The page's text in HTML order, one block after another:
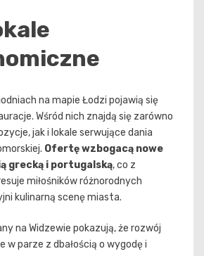
na mapie Łodzi pojawią się
Wśród nich znajdą się zarówno
jak i lokale serwujące dania
Ofertę wzbogacą nowe
grecką i portugalską, co z
miłośników różnorodnych
kulinarną scenę miasta.
na Widzewie pokazują, że rozwój
parze z dbałością o wygodę i